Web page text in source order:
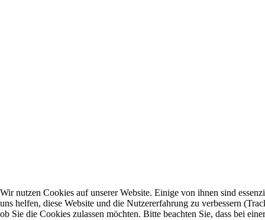
Wir nutzen Cookies auf unserer Website. Einige von ihnen sind
uns helfen, diese Website und die Nutzererfahrung zu verbessern
ob Sie die Cookies zulassen möchten. Bitte beachten Sie, dass bei